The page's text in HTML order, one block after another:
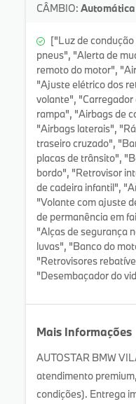
CÂMBIO: Automática
["Luz de
pneus", "Alerta de
remoto do motor",
"Ajuste elétrico dos
volante",
rampa", "Airbags de
"Airbags laterais",
traseiro cruzado",
placas de trânsito",
bordo", "Retrovisor
de cadeira infantil",
"Volante com ajuste
de permanência em
"Alças de segurança
luvas", "Banco do
"Retrovisores
"Desembaçador do
Mais Informações
AUTOSTAR BMW
atendimento
condições). Entrega